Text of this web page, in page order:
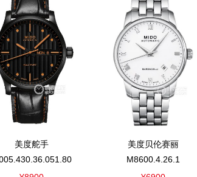
美度舵手
美度贝伦赛丽
M8600.4.26.1